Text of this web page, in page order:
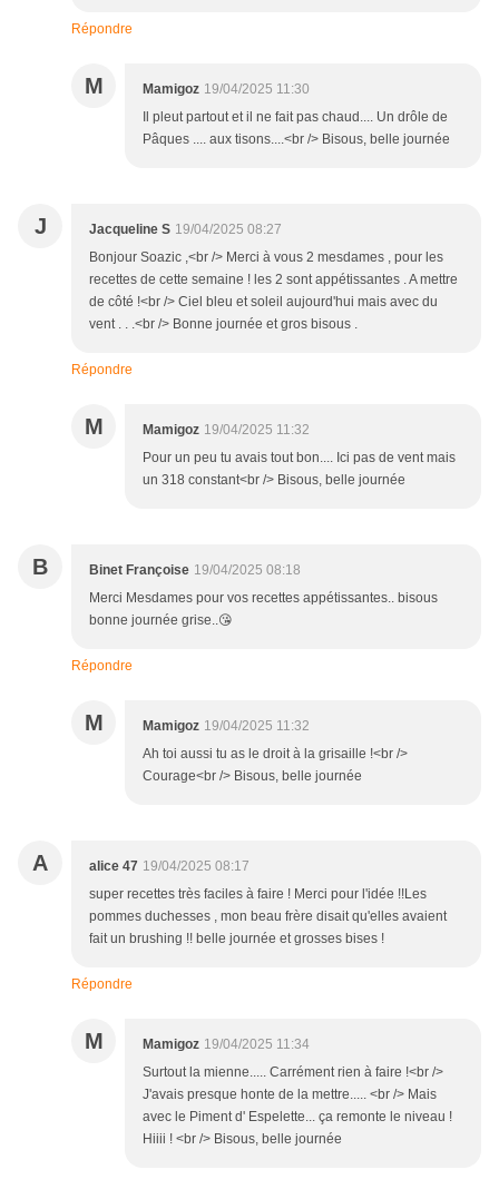
Répondre
M Mamigoz 19/04/2025 11:30
Il pleut partout et il ne fait pas chaud.... Un drôle de
Pâques .... aux tisons....<br /> Bisous, belle journée
J Jacqueline S 19/04/2025 08:27
Bonjour Soazic ,<br /> Merci à vous 2 mesdames , pour les
recettes de cette semaine ! les 2 sont appétissantes . A mettre
de côté !<br /> Ciel bleu et soleil aujourd'hui mais avec du
vent . . .<br /> Bonne journée et gros bisous .
Répondre
M Mamigoz 19/04/2025 11:32
Pour un peu tu avais tout bon.... Ici pas de vent mais
un 318 constant<br /> Bisous, belle journée
B Binet Françoise 19/04/2025 08:18
Merci Mesdames pour vos recettes appétissantes.. bisous
bonne journée grise..😘
Répondre
M Mamigoz 19/04/2025 11:32
Ah toi aussi tu as le droit à la grisaille !<br />
Courage<br /> Bisous, belle journée
A alice 47 19/04/2025 08:17
super recettes très faciles à faire ! Merci pour l'idée !!Les
pommes duchesses , mon beau frère disait qu'elles avaient
fait un brushing !! belle journée et grosses bises !
Répondre
M Mamigoz 19/04/2025 11:34
Surtout la mienne..... Carrément rien à faire !<br />
J'avais presque honte de la mettre..... <br /> Mais
avec le Piment d' Espelette... ça remonte le niveau !
Hiiii ! <br /> Bisous, belle journée